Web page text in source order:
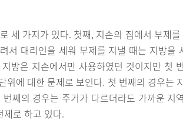
세 가지가 있다. 첫째, 지손의 집에서 부제를
서 대리인을 세워 부제를 지낼 때는 지방을
방은 지손에서만 사용하였던 것이지만 첫
에 대한 문제로 보인다. 첫 번째의 경우는
째의 경우는 주거가 다르더라도 가까운 지
로 하고 있다.